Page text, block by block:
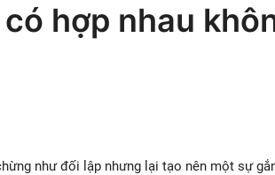
hợp nhau
như đối lập nhưng lại tạo nên một sự